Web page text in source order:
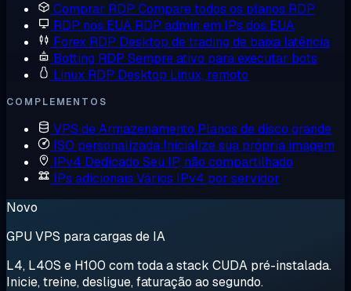
Comprar RDP Compare todos os planos RDP
RDP nos EUA RDP admin em IPs dos EUA
Forex RDP Desktop de trading de baixa latência
Botting RDP Sempre ativo para executar bots
Linux RDP Desktop Linux, remoto
COMPLEMENTOS
VPS de Armazenamento Planos de disco grande
ISO personalizada Inicialize sua própria imagem
IPv4 Dedicado Seu IP, não compartilhado
IPs adicionais Vários IPv4 por servidor
Novo
GPU VPS para cargas de IA
L4, L40S e H100 com toda a stack CUDA pré-instalada.
Inicie, treine, desligue, faturação ao segundo.